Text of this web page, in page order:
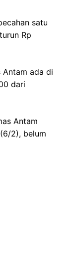
satu
Rp
Antam ada di
dari
Antam
2), belum